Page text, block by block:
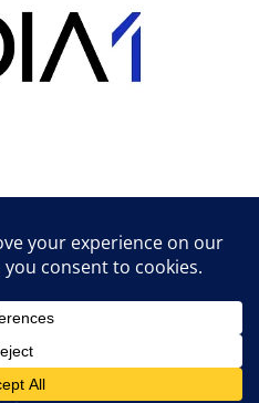
& trükkök
by Media1• Készült